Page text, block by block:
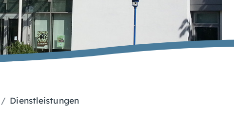
Dienstleistungen